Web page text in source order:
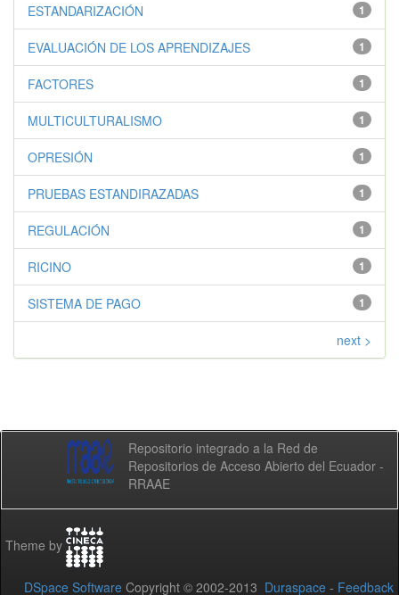
1
ESTANDARIZACIÓN
1
EVALUACIÓN DE LOS APRENDIZAJES
1
FACTORES
1
MULTICULTURALISMO
1
OPRESIÓN
1
PRUEBAS ESTANDIRAZADAS
1
REGULACIÓN
1
RICINO
1
SISTEMA DE PAGO
next >
Repositorio integrado a la Red de
Repositorios de Acceso Abierto del Ecuador -
RRAAE
Theme by
DSpace Software Copyright © 2002-2013 Duraspace - Feedback